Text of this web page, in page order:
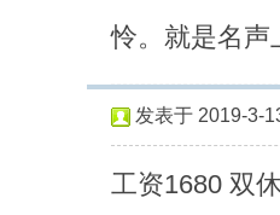
怜。就是名声
发表于 2019-3-
工资1680 双